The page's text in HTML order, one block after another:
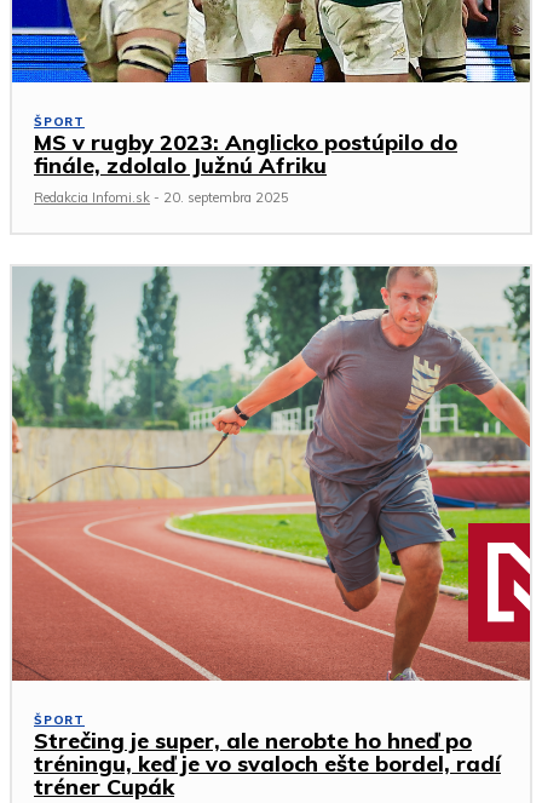
ŠPORT
MS v rugby 2023: Anglicko postúpilo do
finále, zdolalo Južnú Afriku
Redakcia Infomi.sk - 20. septembra 2025
ŠPORT
Strečing je super, ale nerobte ho hneď po
tréningu, keď je vo svaloch ešte bordel, radí
tréner Cupák